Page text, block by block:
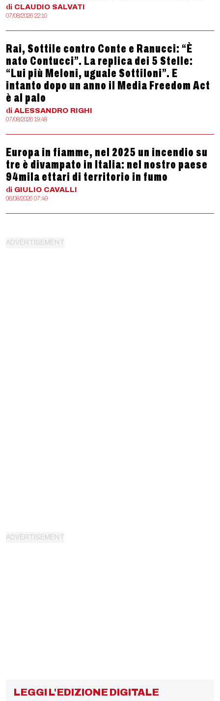
di CLAUDIO SALVATI
07/08/2026 22:10
Rai, Sottile contro Conte e Ranucci: “È
nato Contucci”. La replica dei 5 Stelle:
“Lui più Meloni, uguale Sottiloni”. E
intanto dopo un anno il Media Freedom Act
è al palo
di ALESSANDRO RIGHI
07/08/2026 19:48
Europa in fiamme, nel 2025 un incendio su
tre è divampato in Italia: nel nostro paese
94mila ettari di territorio in fumo
di GIULIO CAVALLI
06/08/2026 07:49
LEGGI L'EDIZIONE DIGITALE